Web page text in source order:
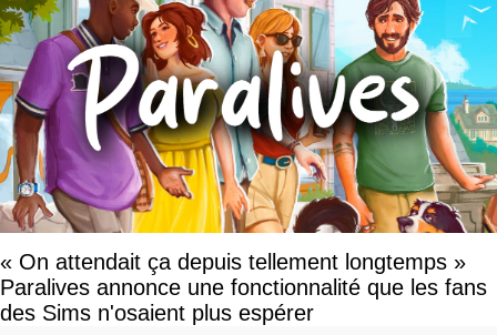
« On attendait ça depuis tellement longtemps »
Paralives annonce une fonctionnalité que les fans
des Sims n'osaient plus espérer